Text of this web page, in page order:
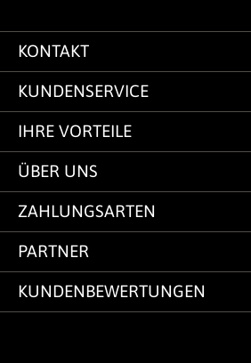
KONTAKT
KUNDENSERVICE
IHRE VORTEILE
ÜBER UNS
ZAHLUNGSARTEN
PARTNER
KUNDENBEWERTUNGEN